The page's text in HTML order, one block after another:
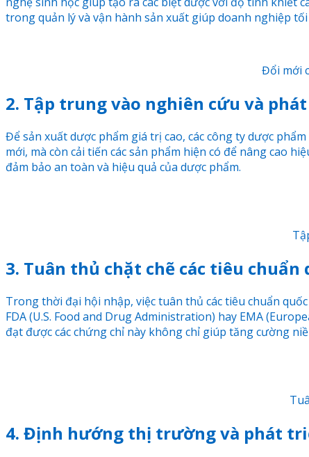
trong quản lý và vận hành sản xuất giúp doanh nghiệp
Đổi mới
2. Tập trung vào nghiên cứu và
Để sản xuất dược phẩm giá trị cao, các công ty dược
mới, mà còn cải tiến các sản phẩm hiện có để nâng cao
đảm bảo an toàn và hiệu quả của dược phẩm.
3. Tuân thủ chặt chẽ các tiêu chuẩn
Trong thời đại hội nhập, việc tuân thủ các tiêu chuẩn
FDA (U.S. Food and Drug Administration) hay EMA
đạt được các chứng chỉ này không chỉ giúp tăng cường
4. Định hướng thị trường và phát